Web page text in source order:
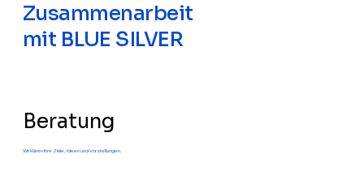
Zusammenarbeit
mit BLUE SILVER
Beratung
Wir klären Ihre Ziele, Ideen und Vorstellungen.